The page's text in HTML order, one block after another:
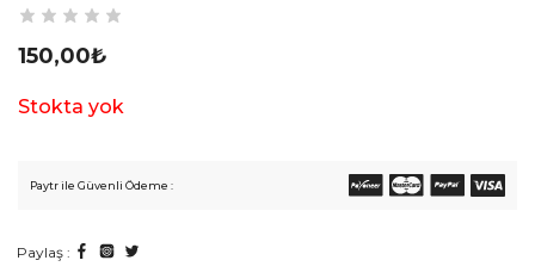
150,00₺
Stokta yok
Paytr ile Güvenli Ödeme :
Paylaş :